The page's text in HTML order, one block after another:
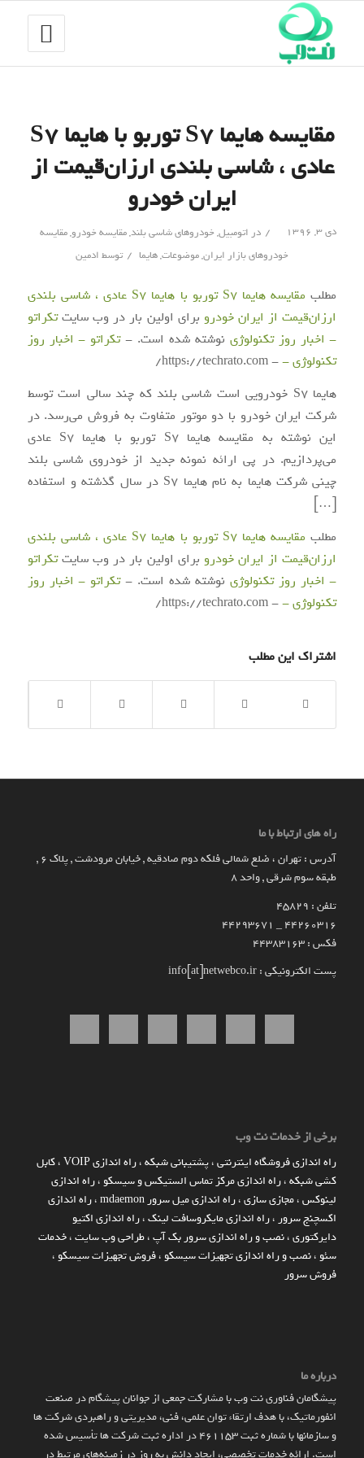
مقایسه هایما S7 توربو با هایما S7
عادی ، شاسی بلندی ارزان‌قیمت از
ایران خودرو
دی ۳, ۱۳۹۶ / در اتومبیل,خودروهای شاسی بلند,مقایسه خودرو,مقایسه
خودروهای بازار ایران,موضوعات,هایما / توسط ادمین
مطلب
مقایسه هایما S7 توربو با هایما S7 عادی ، شاسی بلندی
ارزان‌قیمت از ایران خودرو برای اولین بار در وب سایتتکراتو
- اخبار روز تکنولوژی نوشته شده است. -تکراتو - اخبار روز
تکنولوژی -- https://techrato.com/
هایما S7 خودرویی است شاسی بلند که چند سالی است توسط
شرکت ایران خودرو با دو موتور متفاوت به فروش می‌رسد. در
این نوشته به مقایسه هایما S7 توربو با هایما S7 عادی
می‌پردازیم. در پی ارائه نمونه جدید از خودروی شاسی بلند
چینی شرکت هایما به نام هایما S7 در سال گذشته و استفاده
[…]
مطلب
مقایسه هایما S7 توربو با هایما S7 عادی ، شاسی بلندی
ارزان‌قیمت از ایران خودرو برای اولین بار در وب سایتتکراتو
- اخبار روز تکنولوژی نوشته شده است. -تکراتو - اخبار روز
تکنولوژی -- https://techrato.com/
اشتراک این مطلب
راه های ارتباط با ما
آدرس : تهران ، ضلع شمالی فلکه دوم صادقیه , خیابان مرودشت , پلاک ۶ ,
طبقه سوم شرقی , واحد ۸
تلفن : 45829
۴۴۲۶۰۳۱۶ _ 44293671
فکس : 44383163
پست الکترونیکی : info[at]netwebco.ir
برخی از خدمات نت وب
راه اندازي فروشگاه اينترنتي،پشتیبانی شبکه،راه اندازی VOIP ،کابل
کشی شبکه،راه اندازی مرکز تماس الستیکس و سیسکو،راه اندازی
لینوکس،مجازی سازی،راه اندازی میل سرور mdaemon ،راه اندازی
اکسچنج سرور،راه اندازی مایکروسافت لینک،راه اندازی اکتیو
دایرکتوری،نصب و راه اندازی سرور بک آپ،طراحی وب سایت،خدمات
سئو،نصب و راه اندازی تجهیزات سیسکو،فروش تجهیزات سیسکو،
فروش سرور
درباره ما
پیشگامان فناوری نت وب با مشارکت جمعی از جوانان پیشگام در صنعت
انفورماتیک، با هدف ارتقاء توان علمی، فنی، مدیریتی و راهبردی شرکت ها
و سازمان­ها با شماره ثبت 461153 در اداره ثبت شرکت ها تأسیس شده
است. ارائه خدمات تخصصی، ایجاد دانش به‌ روز در زمینه‌های مرتبط در